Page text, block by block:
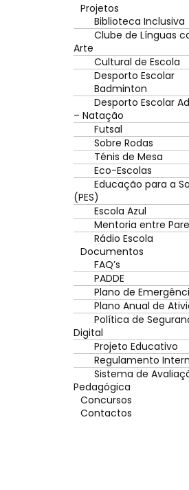
Projetos
Biblioteca Inclusiva
Clube de Línguas
Arte
Cultural de Escola
Desporto Escolar
Badminton
Desporto Escolar
– Natação
Futsal
Sobre Rodas
Ténis de Mesa
Eco-Escolas
Educação para a
(PES)
Escola Azul
Mentoria entre
Rádio Escola
Documentos
FAQ’s
PADDE
Plano de
Plano Anual de
Política de
Digital
Projeto Educativo
Regulamento
Sistema de
Pedagógica
Concursos
Contactos